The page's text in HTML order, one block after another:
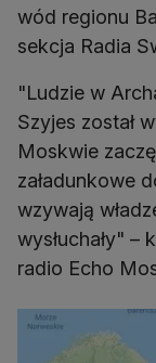
wód regionu
sekcja Radia
"Ludzie w
Szyjes został
Moskwie
załadunkowe
wzywają
wysłuchały" –
radio Echo